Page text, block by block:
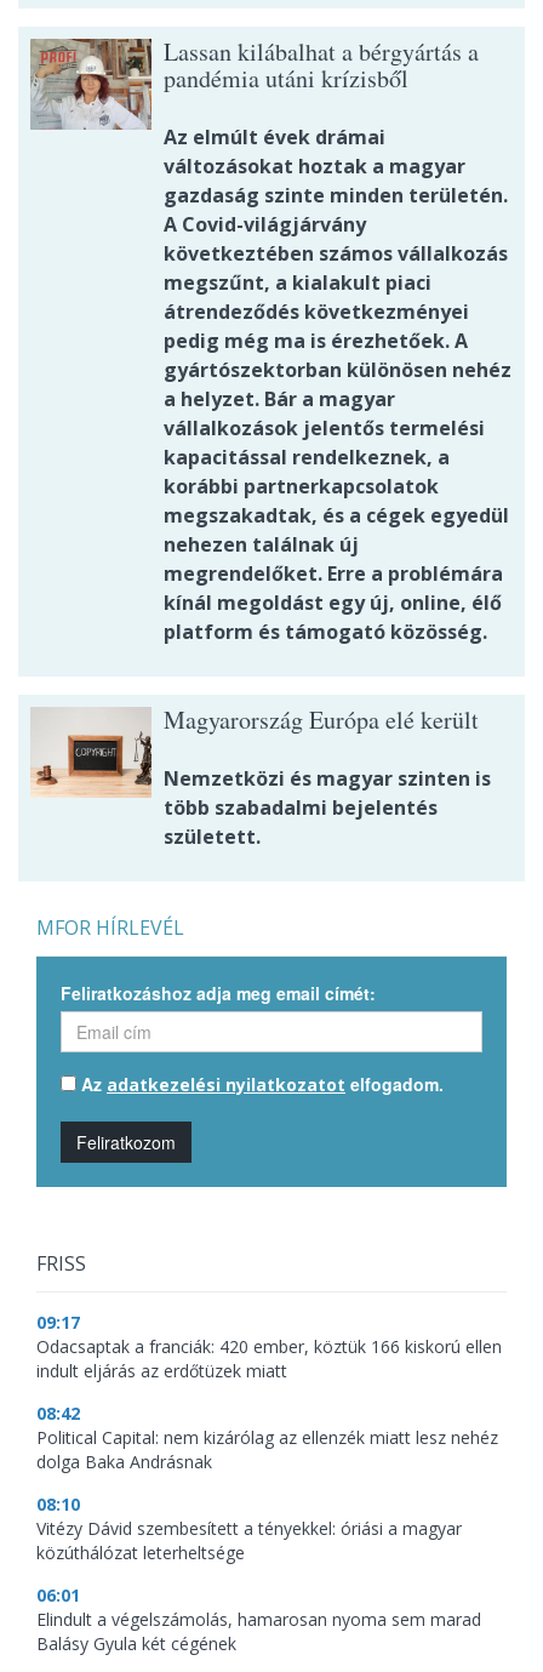
Lassan kilábalhat a bérgyártás a
pandémia utáni krízisből
Az elmúlt évek drámai
változásokat hoztak a magyar
gazdaság szinte minden területén.
A Covid-világjárvány
következtében számos vállalkozás
megszűnt, a kialakult piaci
átrendeződés következményei
pedig még ma is érezhetőek. A
gyártószektorban különösen nehéz
a helyzet. Bár a magyar
vállalkozások jelentős termelési
kapacitással rendelkeznek, a
korábbi partnerkapcsolatok
megszakadtak, és a cégek egyedül
nehezen találnak új
megrendelőket. Erre a problémára
kínál megoldást egy új, online, élő
platform és támogató közösség.
Magyarország Európa elé került
Nemzetközi és magyar szinten is
több szabadalmi bejelentés
született.
MFOR HÍRLEVÉL
Feliratkozáshoz adja meg email címét:
Az adatkezelési nyilatkozatot elfogadom.
Feliratkozom
FRISS
09:17
Odacsaptak a franciák: 420 ember, köztük 166 kiskorú ellen
indult eljárás az erdőtüzek miatt
08:42
Political Capital: nem kizárólag az ellenzék miatt lesz nehéz
dolga Baka Andrásnak
08:10
Vitézy Dávid szembesített a tényekkel: óriási a magyar
közúthálózat leterheltsége
06:01
Elindult a végelszámolás, hamarosan nyoma sem marad
Balásy Gyula két cégének